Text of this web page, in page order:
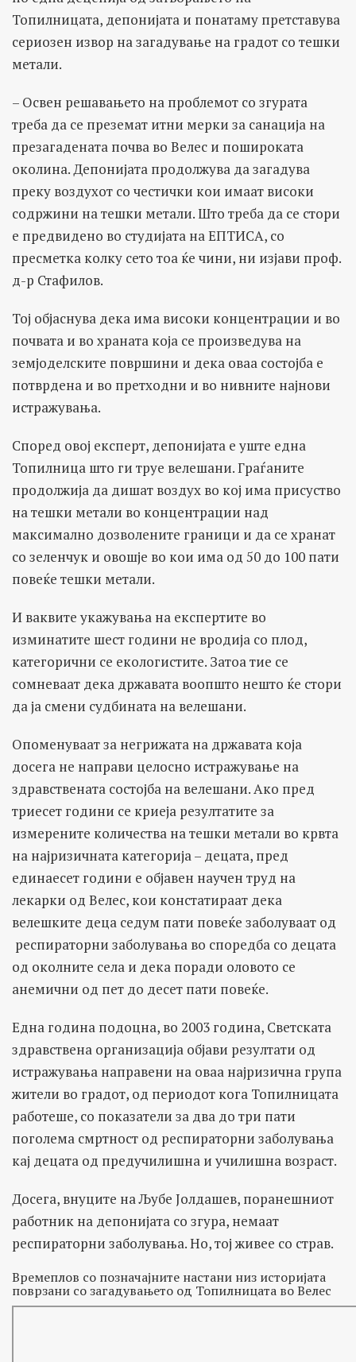
Топилницата, депонијата и понатаму претставува
сериозен извор на загадување на градот со тешки
метали.
– Освен решавањето на проблемот со згурата
треба да се преземат итни мерки за санација на
презагадената почва во Велес и пошироката
околина. Депонијата продолжува да загадува
преку воздухот со честички кои имаат високи
содржини на тешки метали. Што треба да се стори
е предвидено во студијата на ЕПТИСА, со
пресметка колку сето тоа ќе чини, ни изјави проф.
д-р Стафилов.
Тој објаснува дека има високи концентрации и во
почвата и во храната која се произведува на
земјоделските површини и дека оваа состојба е
потврдена и во претходни и во нивните најнови
истражувања.
Според овој експерт, депонијата е уште една
Топилница што ги труе велешани. Граѓаните
продолжија да дишат воздух во кој има присуство
на тешки метали во концентрации над
максимално дозволените граници и да се хранат
со зеленчук и овошје во кои има од 50 до 100 пати
повеќе тешки метали.
И ваквите укажувања на експертите во
изминатите шест години не вродија со плод,
категорични се екологистите. Затоа тие се
сомневаат дека државата воопшто нешто ќе стори
да ја смени судбината на велешани.
Опоменуваат за негрижата на државата која
досега не направи целосно истражување на
здравствената состојба на велешани. Ако пред
триесет години се криеја резултатите за
измерените количества на тешки метали во крвта
на најризичната категорија – децата, пред
единаесет години е објавен научен труд на
лекарки од Велес, кои констатираат дека
велешките деца седум пати повеќе заболуваат од
респираторни заболувања во споредба со децата
од околните села и дека поради оловото се
анемични од пет до десет пати повеќе.
Една година подоцна, во 2003 година, Светската
здравствена организација објави резултати од
истражувања направени на оваа најризична група
жители во градот, од периодот кога Топилницата
работеше, со показатели за два до три пати
поголема смртност од респираторни заболувања
кај децата од предучилишна и училишна возраст.
Досега, внуците на Љубе Јолдашев, поранешниот
работник на депонијата со згура, немаат
респираторни заболувања. Но, тој живее со страв.
Времеплов со позначајните настани низ историјата
поврзани со загадувањето од Топилницата во Велес